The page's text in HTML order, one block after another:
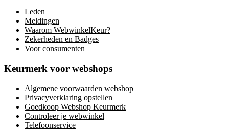
Leden
Meldingen
Waarom WebwinkelKeur?
Zekerheden en Badges
Voor consumenten
Keurmerk voor webshops
Algemene voorwaarden webshop
Privacyverklaring opstellen
Goedkoop Webshop Keurmerk
Controleer je webwinkel
Telefoonservice